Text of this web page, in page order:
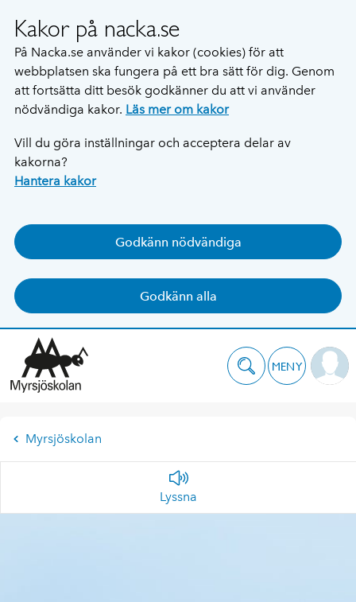
Kakor på nacka.se
På Nacka.se använder vi kakor (cookies) för att
webbplatsen ska fungera på ett bra sätt för dig. Genom
att fortsätta ditt besök godkänner du att vi använder
nödvändiga kakor. Läs mer om kakor
Vill du göra inställningar och acceptera delar av
kakorna?
Hantera kakor
Godkänn nödvändiga
Godkänn alla
MENY
Myrsjöskolan
Lyssna